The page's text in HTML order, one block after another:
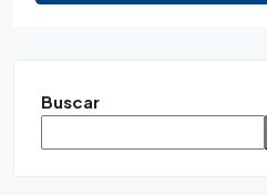
Buscar